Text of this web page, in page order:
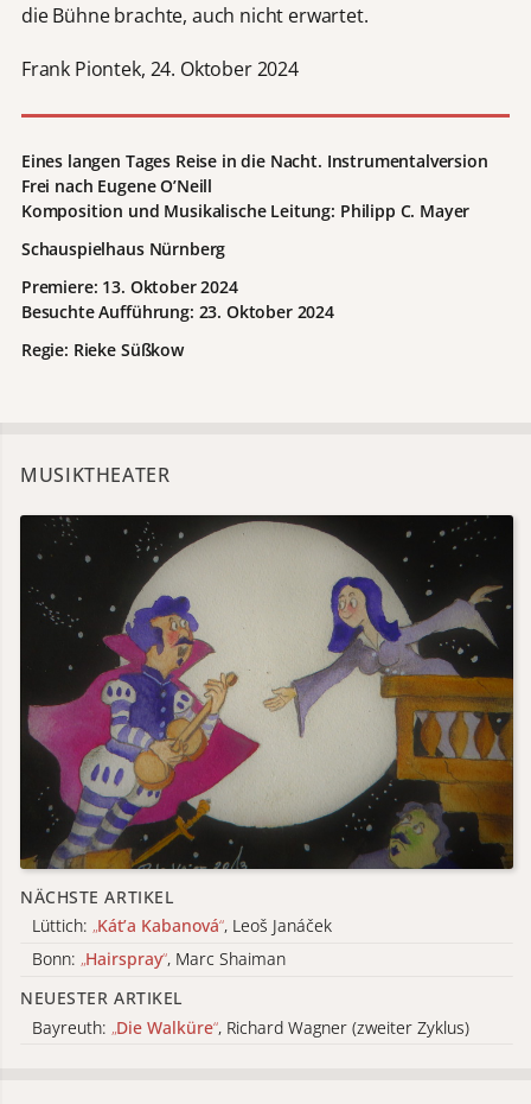
die Bühne brachte, auch nicht erwartet.
Frank Piontek, 24. Oktober 2024
Eines langen Tages Reise in die Nacht. Instrumentalversion
Frei nach Eugene O’Neill
Komposition und Musikalische Leitung: Philipp C. Mayer
Schauspielhaus Nürnberg
Premiere: 13. Oktober 2024
Besuchte Aufführung: 23. Oktober 2024
Regie: Rieke Süßkow
MUSIKTHEATER
NÄCHSTE ARTIKEL
Lüttich: „Kát’a Kabanová“, Leoš Janáček
Bonn: „Hairspray“, Marc Shaiman
NEUESTER ARTIKEL
Bayreuth: „Die Walküre“, Richard Wagner (zweiter Zyklus)